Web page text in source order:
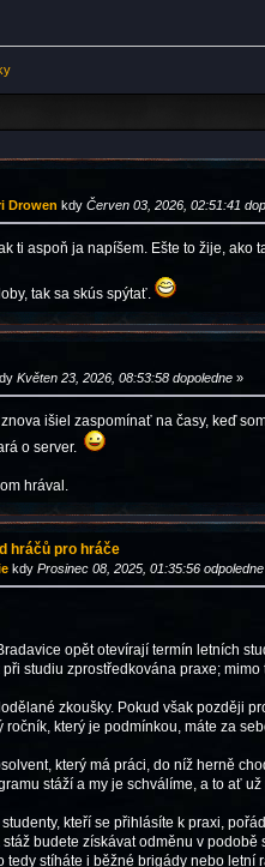
Drowen kdy Červen 03, 2026, 02:51:41
ti aspoň ja napíšem. Ešte to žije,
tak sa skús spýtať.
Květen 23, 2026, 08:53:58 dopoledne »
išiel zaspomínať na časy, keď
o server.
hrával.
hráčů pro hráče
kdy Prosinec 08, 2025, 01:35:56 odpoledne
opět otevírají termín letních
studiu zprostředkována praxe;
zkoušky. Pokud však později
ročník, který je podmínkou, máte za
který má práci, do níž herně
stáží a my je schválíme, a to ať
kteří se přihlásíte k praxi,
budete získávat odměnu v
tedy stíháte i běžné brigády nebo letní